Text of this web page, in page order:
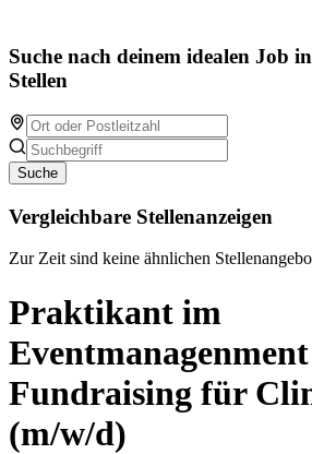
Suche nach deinem idealen Job
Stellen
Suche
Vergleichbare Stellenanzeigen
Zur Zeit sind keine ähnlichen
Praktikant im
Fundraising für
(m/w/d)